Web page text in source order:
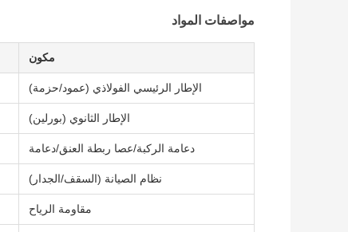
مواصفات المواد
مكون
الإطار الرئيسي الفولاذي (عمود/حزمة)
الإطار الثانوي (بورلين)
دعامة الركبة/عصا ربطة العنق/دعامة
نظام الصيانة (السقف/الجدار)
مقاومة الرياح